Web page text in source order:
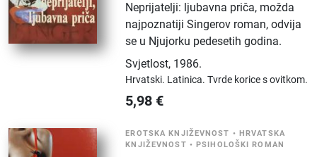
Neprijatelji: ljubavna priča, možda
najpoznatiji Singerov roman, odvija
se u Njujorku pedesetih godina.
Svjetlost, 1986.
Hrvatski. Latinica.Tvrde korice s ovitkom.
5,98 €
EROTSKA KNJIŽEVNOST • HRVATSKA
KNJIŽEVNOST • PSIHOLOŠKI ROMAN